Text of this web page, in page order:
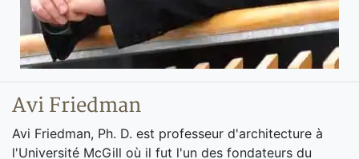
Avi Friedman
Avi Friedman, Ph. D. est professeur d'architecture à
l'Université McGill où il fut l'un des fondateurs du